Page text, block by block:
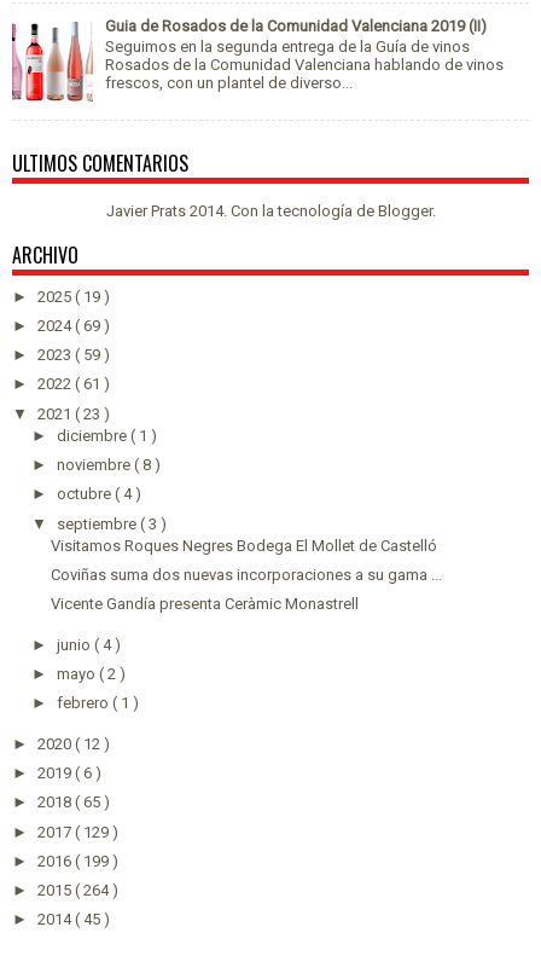
Guia de Rosados de la Comunidad Valenciana 2019 (II)
Seguimos en la segunda entrega de la Guía de vinos
Rosados de la Comunidad Valenciana hablando de vinos
frescos, con un plantel de diverso...
ULTIMOS COMENTARIOS
Javier Prats 2014. Con la tecnología de Blogger.
ARCHIVO
► 2025 ( 19 )
► 2024( 69 )
► 2023 ( 59 )
► 2022 ( 61 )
▼ 2021 ( 23 )
► diciembre ( 1 )
► noviembre ( 8 )
► octubre ( 4 )
▼ septiembre ( 3 )
Visitamos Roques Negres Bodega El Mollet de Castelló
Coviñas suma dos nuevas incorporaciones a su gama ...
Vicente Gandía presenta Ceràmic Monastrell
► junio ( 4 )
► mayo ( 2 )
► febrero ( 1 )
► 2020 ( 12 )
► 2019 ( 6 )
► 2018 ( 65 )
► 2017 ( 129 )
► 2016 ( 199 )
► 2015 ( 264 )
► 2014( 45 )